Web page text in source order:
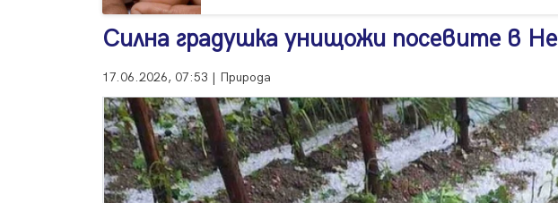
Силна градушка унищожи посевите в
17.06.2026, 07:53 | Природа